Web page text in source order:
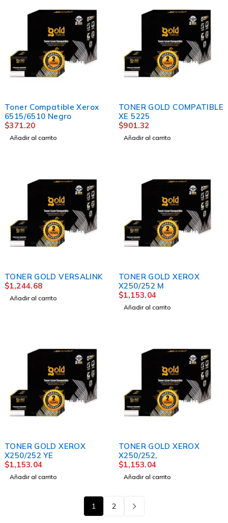
Toner Compatible Xerox
6515/6510 Negro
$371.20
Añadir al carrito
TONER GOLD COMPATIBLE
XE 5225
$901.32
Añadir al carrito
TONER GOLD VERSALINK
$1,244.68
Añadir al carrito
TONER GOLD XEROX
X250/252 M
$1,153.04
Añadir al carrito
TONER GOLD XEROX
X250/252 YE
$1,153.04
Añadir al carrito
TONER GOLD XEROX
X250/252,
$1,153.04
Añadir al carrito
1 2